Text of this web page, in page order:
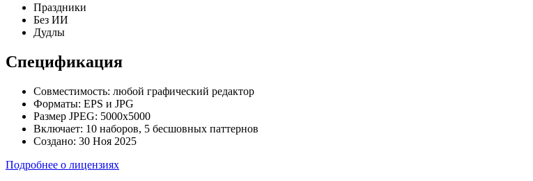
Праздники
Без ИИ
Дудлы
Спецификация
Совместимость: любой графический редактор
Форматы: EPS и JPG
Размер JPEG: 5000x5000
Включает: 10 наборов, 5 бесшовных паттернов
Создано: 30 Ноя 2025
Подробнее о лицензиях